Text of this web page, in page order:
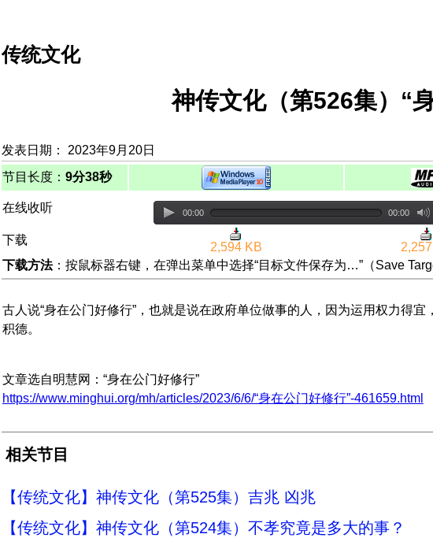
传统文化
神传文化（第526集）“
发表日期： 2023年9月20日
节目长度： 9分38秒
在线收听 00:00 00:00
下载
2,594 KB
下载方法：按鼠标器右键，在弹出菜单中选择“目标文件保存为…”（Save
古人说“身在公门好修行”，也就是说在政府单位做事的人，因为运用权力得
积德。
文章选自明慧网：“身在公门好修行”
https://www.minghui.org/mh/articles/2023/6/6/“身在公门好修行”-461659.html
相关节目
【传统文化】神传文化（第525集）吉兆 凶兆
【传统文化】神传文化（第524集）不孝究竟是多大的事？